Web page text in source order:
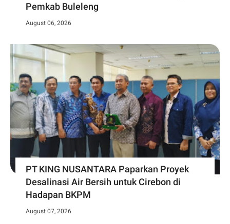
Pemkab Buleleng
August 06, 2026
PT KING NUSANTARA Paparkan Proyek
Desalinasi Air Bersih untuk Cirebon di
Hadapan BKPM
August 07, 2026